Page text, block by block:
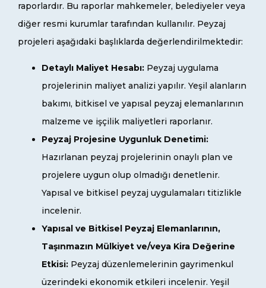
raporlardır. Bu raporlar mahkemeler, belediyeler veya
diğer resmi kurumlar tarafından kullanılır. Peyzaj
projeleri aşağıdaki başlıklarda değerlendirilmektedir:
Detaylı Maliyet Hesabı: Peyzaj uygulama
projelerinin maliyet analizi yapılır. Yeşil alanların
bakımı, bitkisel ve yapısal peyzaj elemanlarının
malzeme ve işçilik maliyetleri raporlanır.
Peyzaj Projesine Uygunluk Denetimi:
Hazırlanan peyzaj projelerinin onaylı plan ve
projelere uygun olup olmadığı denetlenir.
Yapısal ve bitkisel peyzaj uygulamaları titizlikle
incelenir.
Yapısal ve Bitkisel Peyzaj Elemanlarının,
Taşınmazın Mülkiyet ve/veya Kira Değerine
Etkisi: Peyzaj düzenlemelerinin gayrimenkul
üzerindeki ekonomik etkileri incelenir. Yeşil